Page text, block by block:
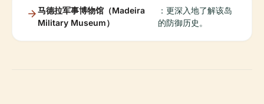
马德拉军事博物馆（Madeira
Military Museum）
：更深入地了解该岛
的防御历史。